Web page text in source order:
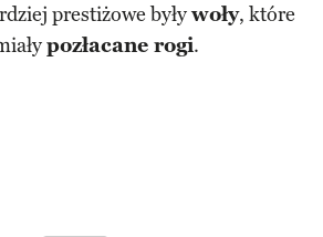
prestiżowe byływoły, które
pozłacane rogi.